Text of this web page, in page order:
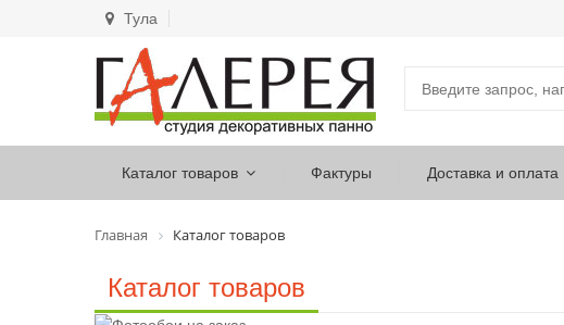
Тула
Каталог товаров Фактуры Доставка и оплата
Главная Каталог товаров
Каталог товаров